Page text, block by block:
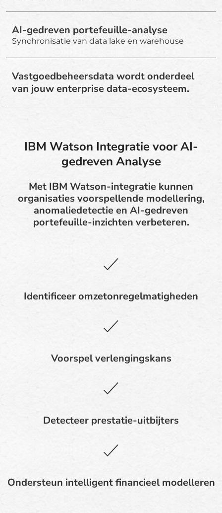
AI-gedreven portefeuille-analyse
Synchronisatie van data lake en warehouse
Vastgoedbeheersdata wordt onderdeel
van jouw enterprise data-ecosysteem.
IBM Watson Integratie voor AI-
gedreven Analyse
Met IBM Watson-integratie kunnen
organisaties voorspellende modellering,
anomaliedetectie en AI-gedreven
portefeuille-inzichten verbeteren.
Identificeer omzetonregelmatigheden
Voorspel verlengingskans
Detecteer prestatie-uitbijters
Ondersteun intelligent financieel modelleren